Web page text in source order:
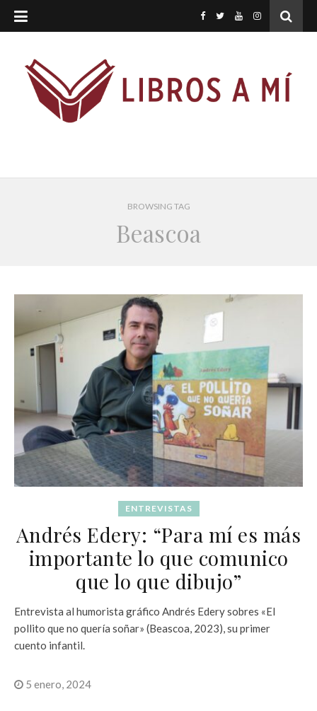
BROWSING TAG
Beascoa
ENTREVISTAS
Andrés Edery: “Para mí es más
importante lo que comunico
que lo que dibujo”
Entrevista al humorista gráfico Andrés Edery sobres «El
pollito que no quería soñar» (Beascoa, 2023), su primer
cuento infantil.
5 enero, 2024